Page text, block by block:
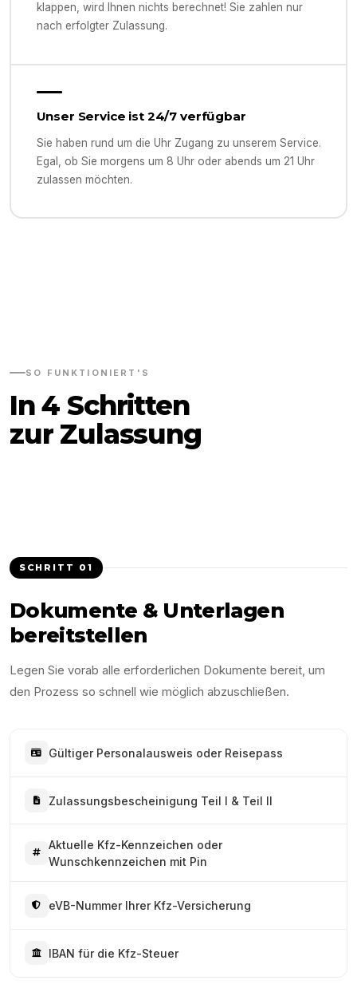
klappen, wird Ihnen nichts berechnet! Sie zahlen nur
nach erfolgter Zulassung.
Unser Service ist 24/7 verfügbar
Sie haben rund um die Uhr Zugang zu unserem Service.
Egal, ob Sie morgens um 8 Uhr oder abends um 21 Uhr
zulassen möchten.
SO FUNKTIONIERT'S
In 4 Schritten
zur Zulassung
SCHRITT 01
Dokumente & Unterlagen
bereitstellen
Legen Sie vorab alle erforderlichen Dokumente bereit, um
den Prozess so schnell wie möglich abzuschließen.
Gültiger Personalausweis oder Reisepass
Zulassungsbescheinigung Teil I & Teil II
Aktuelle Kfz-Kennzeichen oder
Wunschkennzeichen mit Pin
eVB-Nummer Ihrer Kfz-Versicherung
IBAN für die Kfz-Steuer